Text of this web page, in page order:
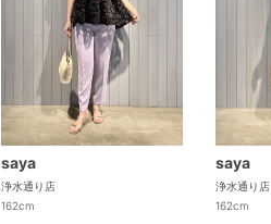
saya
浄水通り店
162cm
saya
浄水通り店
162cm